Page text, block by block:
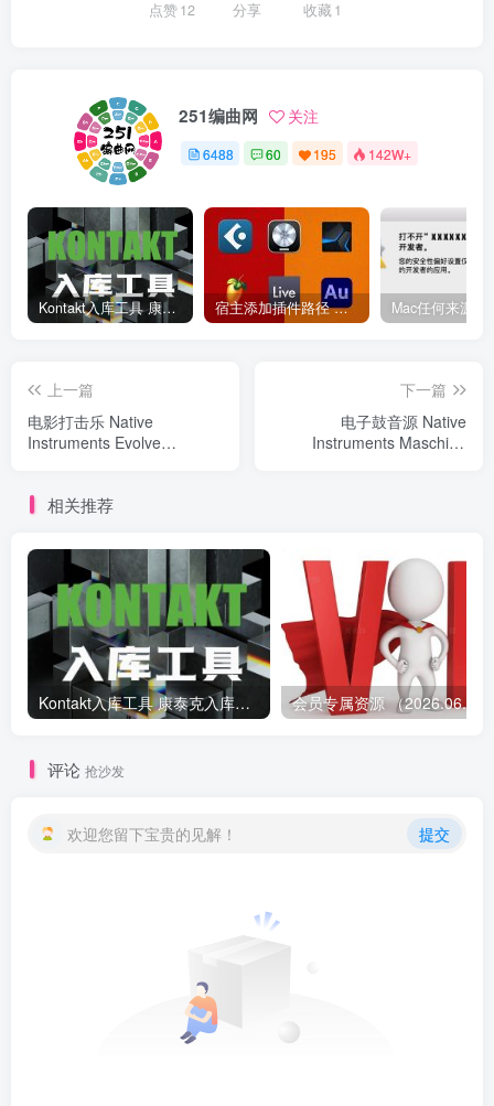
点赞12 分享 收藏1
251编曲网 关注
6488 60 195 142W+
Kontakt入库工具 康泰克入库教程 宿主添加插件路径 插件路径设置 VSTPlugins路径
上一篇
电影打击乐 Native
Instruments Evolve
下一篇
电子鼓音源 Native
Instruments Maschine
相关推荐
Kontakt入库工具 康泰克入库教程
评论 抢沙发
欢迎您留下宝贵的见解！ 提交